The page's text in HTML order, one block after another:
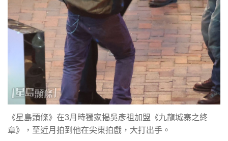
《星島頭條》在3月時獨家揭吳彥祖加盟《九龍城寨之終
章》，至近月拍到他在尖東拍戲，大打出手。